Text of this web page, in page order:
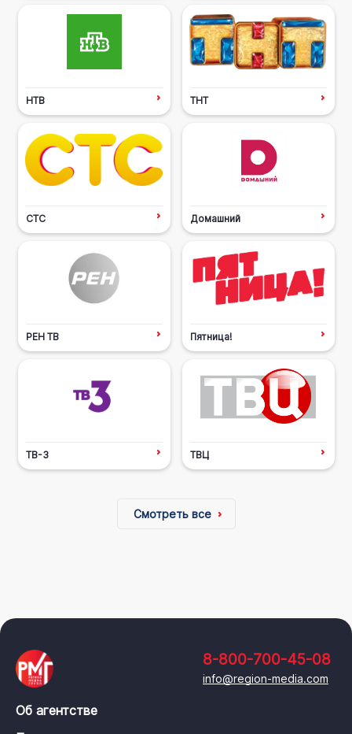
НТВ ТНТ
СТС Домашний
РЕН ТВ Пятница!
ТВ-3 ТВЦ
Смотреть все
8-800-700-45-08
info@region-media.com
Об агентстве